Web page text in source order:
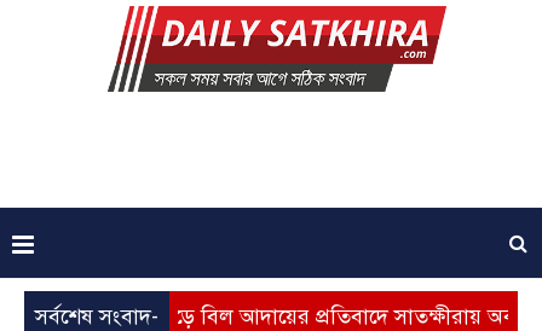
সর্বশেষ সংবাদ-
ভূতুড়ে বিল আদায়ের প্রতিবাদে সাতক্ষীরায় অবস্থান কর্মসূচি